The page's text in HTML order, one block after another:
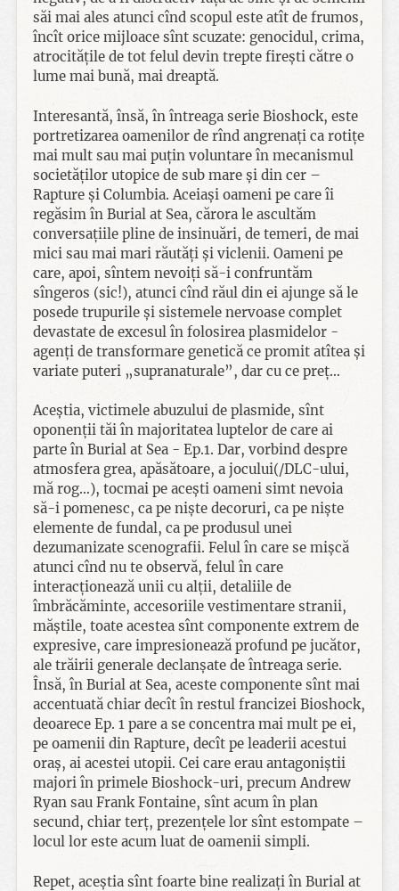
săi mai ales atunci cînd scopul este atît de frumos,
încît orice mijloace sînt scuzate: genocidul, crima,
atrocitățile de tot felul devin trepte firești către o
lume mai bună, mai dreaptă.
Interesantă, însă, în întreaga serie Bioshock, este
portretizarea oamenilor de rînd angrenați ca rotițe
mai mult sau mai puțin voluntare în mecanismul
societăților utopice de sub mare și din cer –
Rapture și Columbia. Aceiași oameni pe care îi
regăsim în Burial at Sea, cărora le ascultăm
conversațiile pline de insinuări, de temeri, de mai
mici sau mai mari răutăți și viclenii. Oameni pe
care, apoi, sîntem nevoiți să-i confruntăm
sîngeros (sic!), atunci cînd răul din ei ajunge să le
posede trupurile și sistemele nervoase complet
devastate de excesul în folosirea plasmidelor -
agenți de transformare genetică ce promit atîtea și
variate puteri „supranaturale”, dar cu ce preț…
Aceștia, victimele abuzului de plasmide, sînt
oponenții tăi în majoritatea luptelor de care ai
parte în Burial at Sea - Ep.1. Dar, vorbind despre
atmosfera grea, apăsătoare, a jocului(/DLC-ului,
mă rog…), tocmai pe acești oameni simt nevoia
să-i pomenesc, ca pe niște decoruri, ca pe niște
elemente de fundal, ca pe produsul unei
dezumanizate scenografii. Felul în care se mișcă
atunci cînd nu te observă, felul în care
interacționează unii cu alții, detaliile de
îmbrăcăminte, accesoriile vestimentare stranii,
măștile, toate acestea sînt componente extrem de
expresive, care impresionează profund pe jucător,
ale trăirii generale declanșate de întreaga serie.
Însă, în Burial at Sea, aceste componente sînt mai
accentuată chiar decît în restul francizei Bioshock,
deoarece Ep. 1 pare a se concentra mai mult pe ei,
pe oamenii din Rapture, decît pe leaderii acestui
oraș, ai acestei utopii. Cei care erau antagoniștii
majori în primele Bioshock-uri, precum Andrew
Ryan sau Frank Fontaine, sînt acum în plan
secund, chiar terț, prezențele lor sînt estompate –
locul lor este acum luat de oamenii simpli.
Repet, aceștia sînt foarte bine realizați în Burial at